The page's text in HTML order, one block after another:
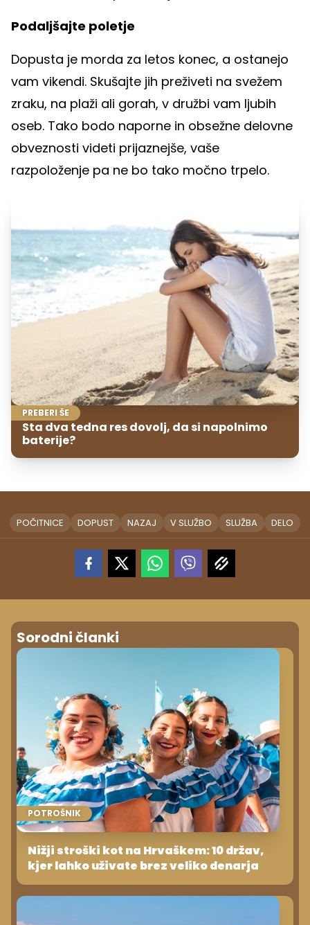
Podaljšajte poletje
Dopusta je morda za letos konec, a ostanejo
vam vikendi. Skušajte jih preživeti na svežem
zraku, na plaži ali gorah, v družbi vam ljubih
oseb. Tako bodo naporne in obsežne delovne
obveznosti videti prijaznejše, vaše
razpoloženje pa ne bo tako močno trpelo.
PREBERI ŠE
Sta dva tedna res dovolj, da si napolnimo
baterije?
POČITNICE DOPUST NAZAJ V SLUŽBO SLUŽBA DELO
Sorodni članki
POTROŠNIK
Nižji stroški kot na Hrvaškem: 10 držav,
kjer lahko uživate brez veliko denarja